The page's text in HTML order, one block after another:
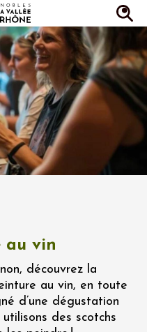
au vin
découvrez la
au vin, en toute
d’une dégustation
des scotchs